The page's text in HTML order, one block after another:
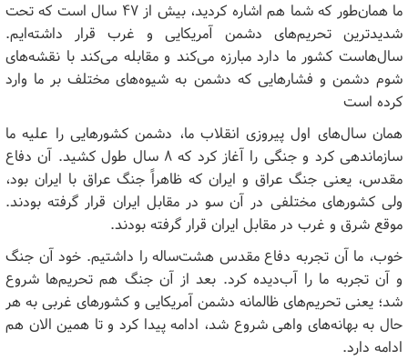
ما همان‌طور که شما هم اشاره کردید، بیش از ۴۷ سال است که تحت
شدیدترین تحریم‌های دشمن آمریکایی و غرب قرار داشته‌ایم.
سال‌هاست کشور ما دارد مبارزه می‌کند و مقابله می‌کند با نقشه‌های
شوم دشمن و فشارهایی که دشمن به شیوه‌های مختلف بر ما وارد
کرده است
همان سال‌های اول پیروزی انقلاب ما، دشمن کشورهایی را علیه ما
سازماندهی کرد و جنگی را آغاز کرد که ۸ سال طول کشید. آن دفاع
مقدس، یعنی جنگ عراق و ایران که ظاهراً جنگ عراق با ایران بود،
ولی کشورهای مختلفی در آن سو در مقابل ایران قرار گرفته بودند.
موقع شرق و غرب در مقابل ایران قرار گرفته بودند.
خوب، ما آن تجربه دفاع مقدس هشت‌ساله را داشتیم. خود آن جنگ
و آن تجربه ما را آب‌دیده کرد. بعد از آن جنگ هم تحریم‌ها شروع
شد؛ یعنی تحریم‌های ظالمانه دشمن آمریکایی و کشورهای غربی به هر
حال به بهانه‌های واهی شروع شد، ادامه پیدا کرد و تا همین الان هم
ادامه دارد.